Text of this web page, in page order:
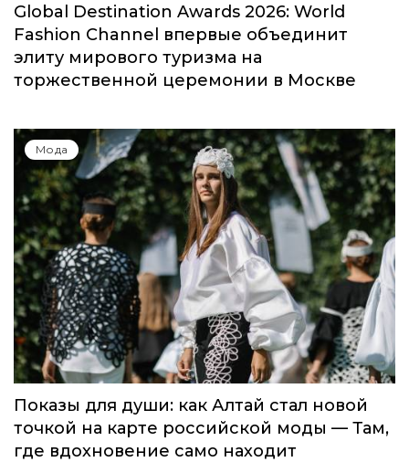
Global Destination Awards 2026: World
Fashion Channel впервые объединит
элиту мирового туризма на
торжественной церемонии в Москве
Мода
Показы для души: как Алтай стал новой
точкой на карте российской моды — Там,
где вдохновение само находит